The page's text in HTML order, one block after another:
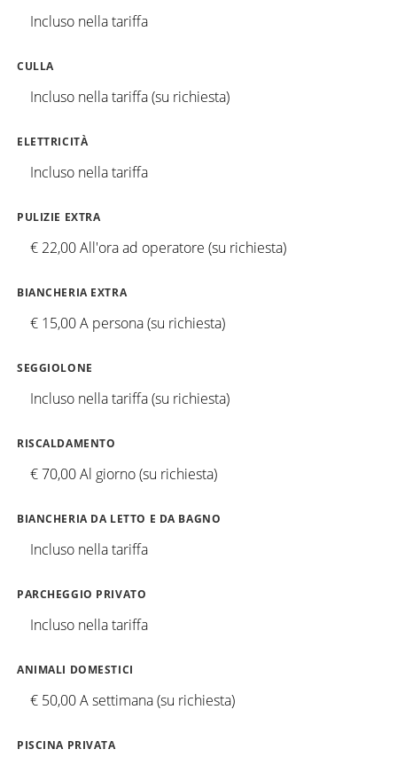
Incluso nella tariffa
CULLA
Incluso nella tariffa (su richiesta)
ELETTRICITÀ
Incluso nella tariffa
PULIZIE EXTRA
€ 22,00 All'ora ad operatore (su richiesta)
BIANCHERIA EXTRA
€ 15,00 A persona (su richiesta)
SEGGIOLONE
Incluso nella tariffa (su richiesta)
RISCALDAMENTO
€ 70,00 Al giorno (su richiesta)
BIANCHERIA DA LETTO E DA BAGNO
Incluso nella tariffa
PARCHEGGIO PRIVATO
Incluso nella tariffa
ANIMALI DOMESTICI
€ 50,00 A settimana (su richiesta)
PISCINA PRIVATA